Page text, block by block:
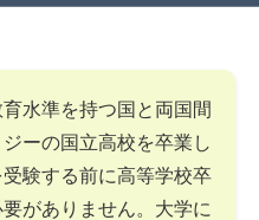
水準を持つ国と両国間
ーの国立高校を卒業し
験する前に高等学校卒
がありません。大学に